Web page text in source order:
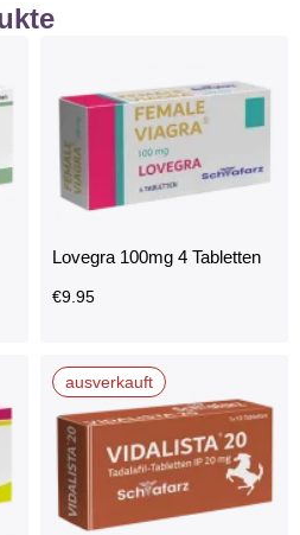
Lovegra 100mg 4 Tabletten
€9.95
ausverkauft